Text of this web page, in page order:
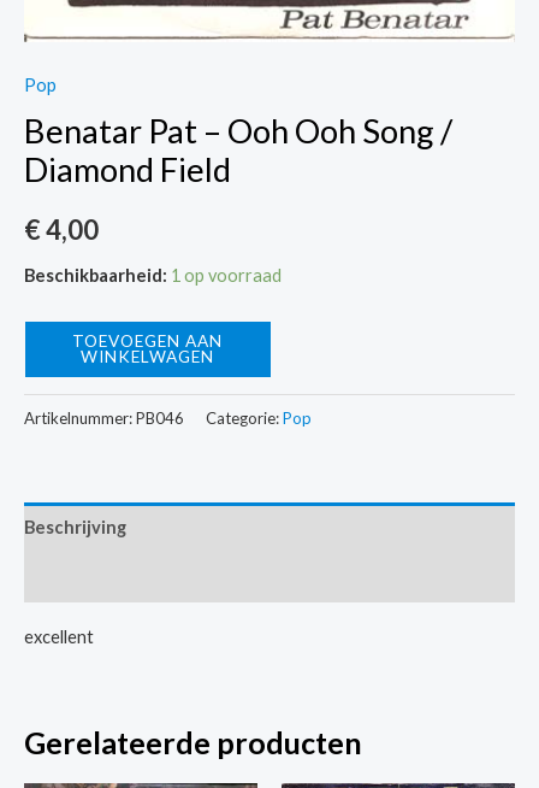
Pop
Benatar Pat – Ooh Ooh Song /
Diamond Field
€4,00
Beschikbaarheid: 1 op voorraad
Benatar
-
Song
/
Field
aantal
TOEVOEGEN AAN
WINKELWAGEN
Artikelnummer:PB046 Categorie:Pop
Beschrijving
excellent
Gerelateerde producten